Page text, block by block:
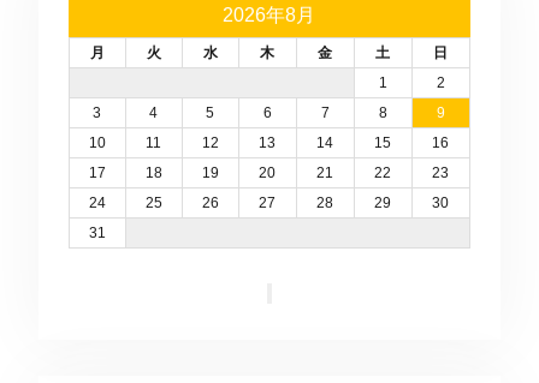
2026年8月
月 火 水 木 金 土
日
1
2
3
4 5 6 7 8
9
10
11 12 13 14 15
16
17
18 19 20 21 22
23
24
25 26 27 28 29
30
31